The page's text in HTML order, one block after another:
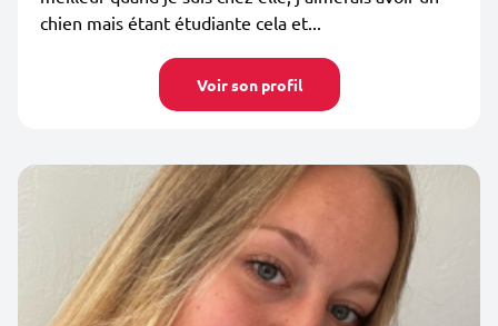
chien mais étant étudiante cela et...
Voir son profil